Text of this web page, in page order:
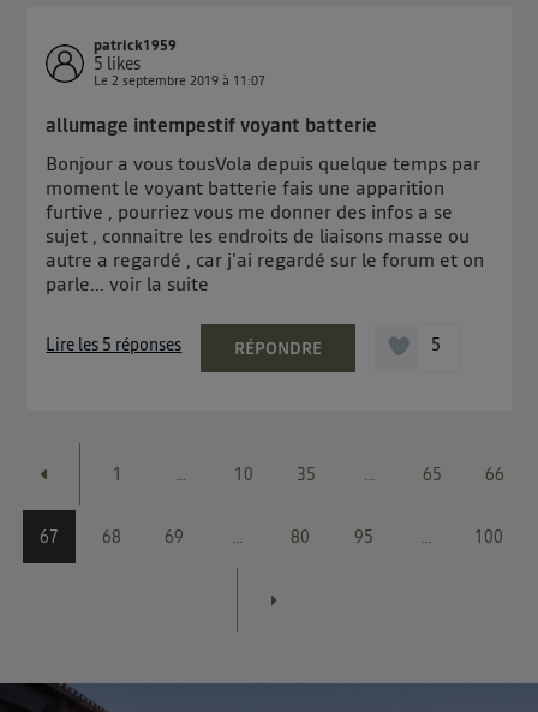
patrick1959
5 likes
Le2 septembre 2019 à 11:07
allumage intempestif voyant batterie
Bonjour a vous tousVola depuis quelque temps par
moment le voyant batterie fais une apparition
furtive , pourriez vous me donner des infos a se
sujet , connaitre les endroits de liaisons masse ou
autre a regardé , car j'ai regardé sur le forum et on
parle...voir la suite
Lire les 5 réponses RÉPONDRE 5
1 ... 10 35 ... 65 66
67 68 69 ... 80 95 ... 100